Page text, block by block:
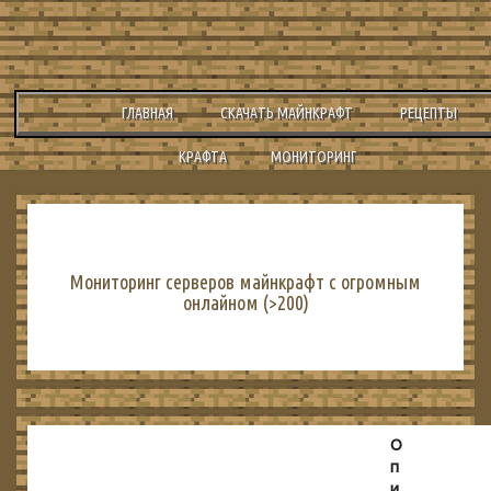
ГЛАВНАЯ СКАЧАТЬ МАЙНКРАФТ РЕЦЕПТЫ
КРАФТА МОНИТОРИНГ
Мониторинг серверов майнкрафт с огромным
онлайном (>200)
О
п